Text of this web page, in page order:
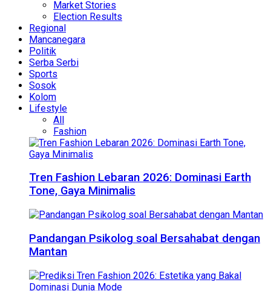
Market Stories
Election Results
Regional
Mancanegara
Politik
Serba Serbi
Sports
Sosok
Kolom
Lifestyle
All
Fashion
Tren Fashion Lebaran 2026: Dominasi Earth
Tone, Gaya Minimalis
Pandangan Psikolog soal Bersahabat dengan
Mantan